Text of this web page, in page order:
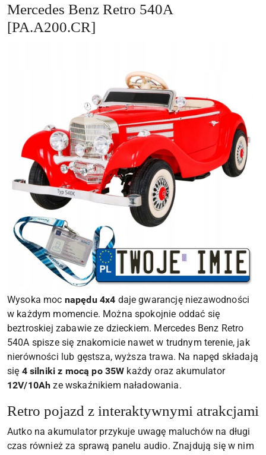
Mercedes Benz Retro 540A
[PA.A200.CR]
Wysoka moc napędu 4x4 daje gwarancję niezawodności
w każdym momencie. Można spokojnie oddać się
beztroskiej zabawie ze dzieckiem. Mercedes Benz Retro
540A spisze się znakomicie nawet w trudnym terenie, jak
nierówności lub gęstsza, wyższa trawa. Na napęd składają
się 4 silniki z mocą po 35W każdy oraz akumulator
12V/10Ah ze wskaźnikiem naładowania.
Retro pojazd z interaktywnymi atrakcjami
Autko na akumulator przykuje uwagę maluchów na długi
czas również za sprawą panelu audio. Znajdują się w nim